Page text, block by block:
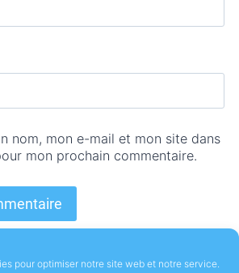
pour optimiser notre site web et notre service.
nom, mon e-mail et mon site dans
mon prochain commentaire.